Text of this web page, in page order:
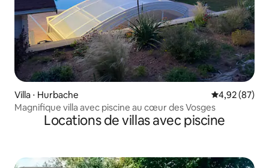
Villa ⋅ Hurbache Évaluation
4,92 (87)
Magnifique villa avec piscine au cœur des Vosges
Locations de villas avec piscine